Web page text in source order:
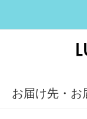
お届け先・お